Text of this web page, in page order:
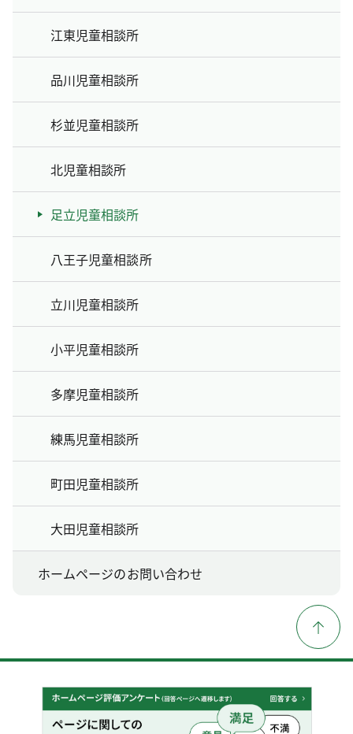
江東児童相談所
品川児童相談所
杉並児童相談所
北児童相談所
足立児童相談所
八王子児童相談所
立川児童相談所
小平児童相談所
多摩児童相談所
練馬児童相談所
町田児童相談所
大田児童相談所
ホームページのお問い合わせ